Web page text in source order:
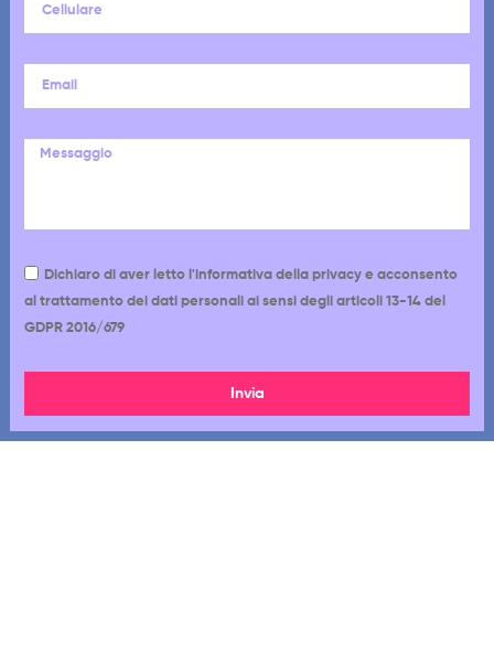
Dichiaro di aver letto l'informativa della privacy e acconsento
al trattamento dei dati personali ai sensi degli articoli 13-14 del
GDPR 2016/679
Invia